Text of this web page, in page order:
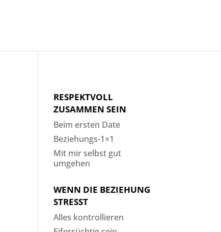
RESPEKTVOLL
ZUSAMMEN SEIN
Beim ersten Date
Beziehungs-1×1
Mit mir selbst gut
umgehen
WENN DIE BEZIEHUNG
STRESST
Alles kontrollieren